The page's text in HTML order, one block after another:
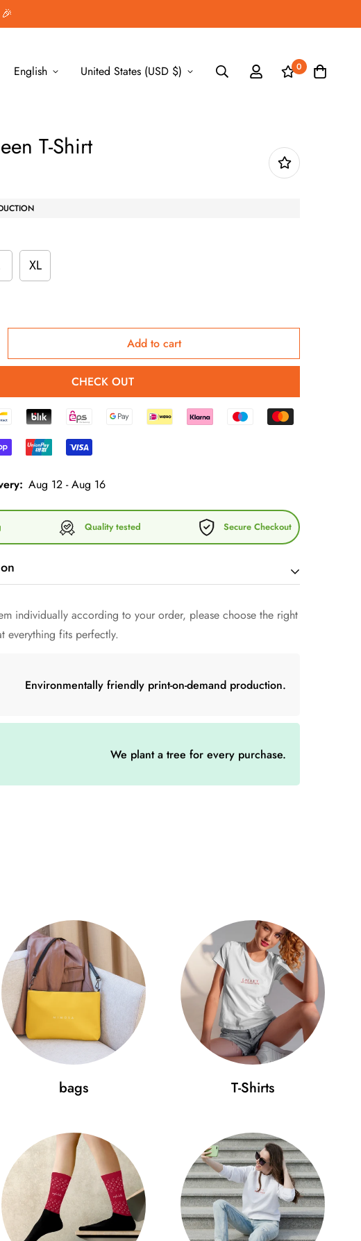
English United States (USD $) 0
T-Shirt
XL
Add to cart
CHECK OUT
Aug 12 - Aug 16
Quality tested Secure Checkout
100 % ringgesponnener Bio-Baumwolle ist ein absolutes
super bequem und das Beste von allem –
Bio-Baumwolle
m² (5,3 oz./yd.²)
einer kleineren Größe auf dem US-Markt, daher sollten US-
größer bestellen.
(cm) CHEST WIDTH (cm)
SLEEVE LENGTH (cm)
49.5
53.5
56.5
59.5
individually according to your order, please choose the right
everything fits perfectly.
Environmentally friendly print-on-demand production.
We plant a tree for every purchase.
bags T-Shirts